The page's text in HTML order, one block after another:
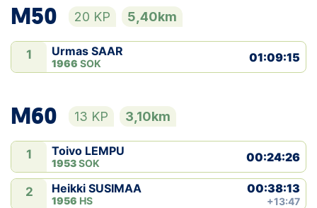
M50 20 KP 5,40km
1 Urmas SAAR
1966 SOK 01:09:15
M60 13 KP 3,10km
1 Toivo LEMPU
1953SOK 00:24:26
2 Heikki SUSIMAA
1956 HS
00:38:13
+13:47